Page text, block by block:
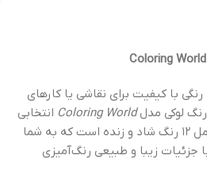
با کیفیت برای نقاشی یا کارهای
Coloring World انتخابی
عالی است. این مجموعه شامل ۱۲ رنگ شاد و زنده است که به شما
جزئیات زیبا و طبیعی رنگ‌آمیزی